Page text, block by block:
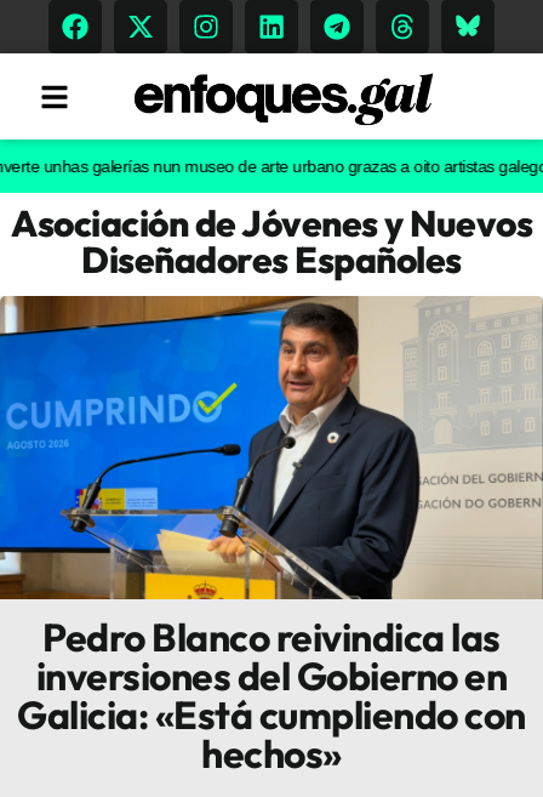
Tendencias
Memoria Histórica
Gastronomía
Escenarios
Sostenibilidad
Innova
galerías nun museo de arte urbano grazas a oito artistas galegosDos
Asociación de Jóvenes y Nuevos
Diseñadores Españoles
Pedro Blanco reivindica las
inversiones del Gobierno en
Galicia: «Está cumpliendo con
hechos»